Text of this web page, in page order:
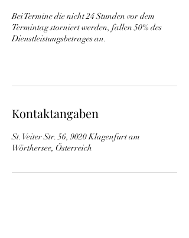
Bei Termine die nicht 24 Stunden vor dem
Termintag storniert werden, fallen 50% des
Dienstleistungsbetrages an.
Kontaktangaben
St. Veiter Str. 56, 9020 Klagenfurt am
Wörthersee, Österreich